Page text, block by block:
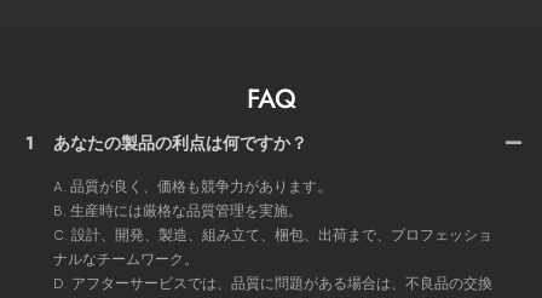
FAQ
1 あなたの製品の利点は何ですか？
A. 品質が良く、価格も競争力があります。
B. 生産時には厳格な品質管理を実施。
C. 設計、開発、製造、組み立て、梱包、出荷まで、プロフェッショ
ナルなチームワーク。
D. アフターサービスでは、品質に問題がある場合は、不良品の交換